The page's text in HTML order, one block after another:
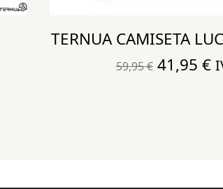
TERNUA CAMISETA
59,95€ El
41,95 €El